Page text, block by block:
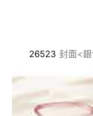
26523 封面<